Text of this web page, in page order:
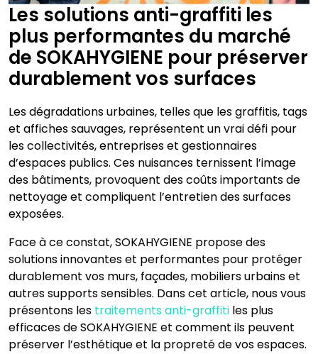
Les solutions anti-graffiti les
plus performantes du marché
de SOKAHYGIENE pour préserver
durablement vos surfaces
Les dégradations urbaines, telles que les graffitis, tags
et affiches sauvages, représentent un vrai défi pour
les collectivités, entreprises et gestionnaires
d’espaces publics. Ces nuisances ternissent l’image
des bâtiments, provoquent des coûts importants de
nettoyage et compliquent l’entretien des surfaces
exposées.
Face à ce constat, SOKAHYGIENE propose des
solutions innovantes et performantes pour protéger
durablement vos murs, façades, mobiliers urbains et
autres supports sensibles. Dans cet article, nous vous
présentons les traitements anti-graffiti les plus
efficaces de SOKAHYGIENE et comment ils peuvent
préserver l’esthétique et la propreté de vos espaces.